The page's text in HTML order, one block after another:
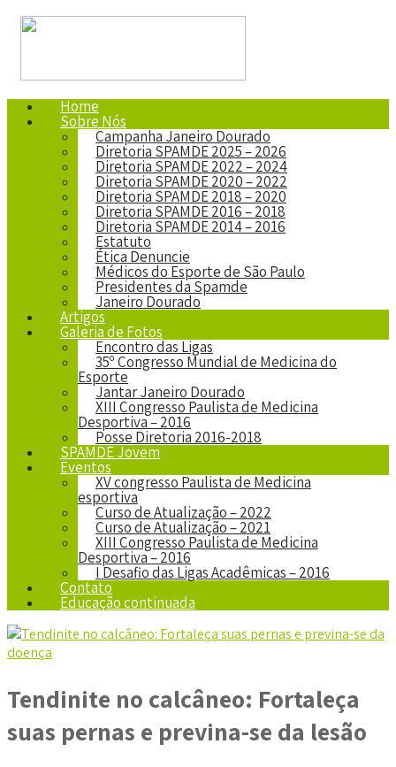
Home
Sobre Nós
Campanha Janeiro Dourado
Diretoria SPAMDE 2025 – 2026
Diretoria SPAMDE 2022 – 2024
Diretoria SPAMDE 2020 – 2022
Diretoria SPAMDE 2018 – 2020
Diretoria SPAMDE 2016 – 2018
Diretoria SPAMDE 2014 – 2016
Estatuto
Ética Denuncie
Médicos do Esporte de São Paulo
Presidentes da Spamde
Janeiro Dourado
Artigos
Galeria de Fotos
Encontro das Ligas
35º Congresso Mundial de Medicina do
Esporte
Jantar Janeiro Dourado
XIII Congresso Paulista de Medicina
Desportiva – 2016
Posse Diretoria 2016-2018
SPAMDE Jovem
Eventos
XV congresso Paulista de Medicina
esportiva
Curso de Atualização – 2022
Curso de Atualização – 2021
XIII Congresso Paulista de Medicina
Desportiva – 2016
I Desafio das Ligas Acadêmicas – 2016
Contato
Educação continuada
Tendinite no calcâneo: Fortaleça
suas pernas e previna-se da lesão